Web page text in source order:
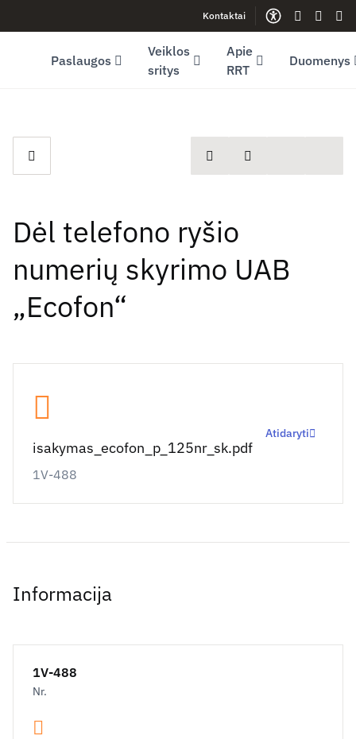
Youtube (opens in new window)Kontaktai
Gestų
Paslaugos
Veiklos
sritys
Apie
RRT
Duomenys
spausdintiDalintis
Dėl telefono ryšio
numerių skyrimo UAB
„Ecofon“
isakymas_ecofon_p_125nr_sk.pdf
1V-488
Atidaryti
Informacija
1V-488
Nr.